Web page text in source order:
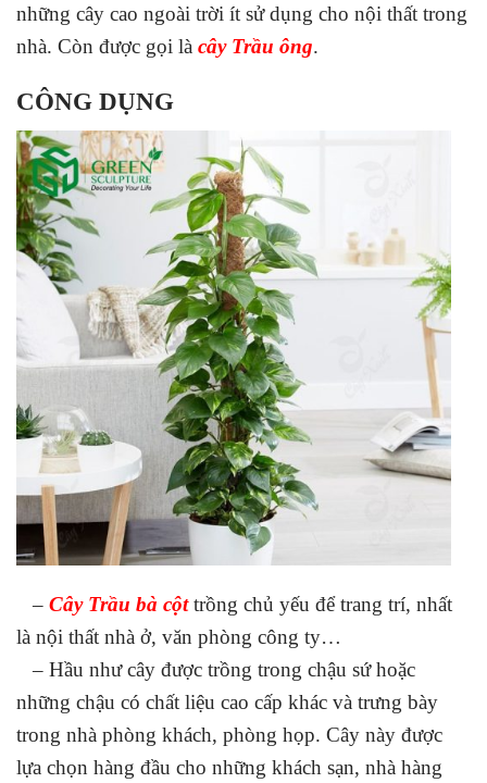
những cây cao ngoài trời ít sử dụng cho nội thất trong
nhà. Còn được gọi là cây Trầu ông.
CÔNG DỤNG
– Cây Trầu bà cột trồng chủ yếu để trang trí, nhất
là nội thất nhà ở, văn phòng công ty…
– Hầu như cây được trồng trong chậu sứ hoặc
những chậu có chất liệu cao cấp khác và trưng bày
trong nhà phòng khách, phòng họp. Cây này được
lựa chọn hàng đầu cho những khách sạn, nhà hàng